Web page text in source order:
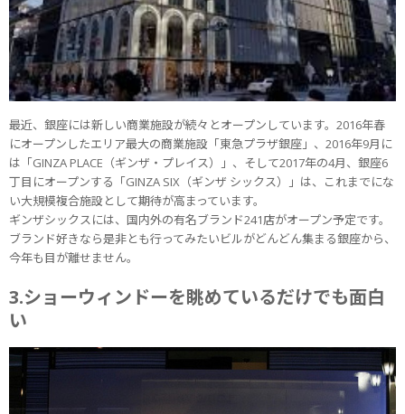
最近、銀座には新しい商業施設が続々とオープンしています。2016年春
にオープンしたエリア最大の商業施設「東急プラザ銀座」、2016年9月に
は「GINZA PLACE（ギンザ・プレイス）」、そして2017年の4月、銀座6
丁目にオープンする「GINZA SIX（ギンザ シックス）」は、これまでにな
い大規模複合施設として期待が高まっています。
ギンザシックスには、国内外の有名ブランド241店がオープン予定です。
ブランド好きなら是非とも行ってみたいビルがどんどん集まる銀座から、
今年も目が離せません。
3.ショーウィンドーを眺めているだけでも面白
い